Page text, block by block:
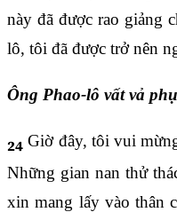
này đã được rao giảng
lô, tôi đã được trở nên
Ông Phao-lô vất vả
24 Giờ đây, tôi vui
Những gian nan thử
xin mang lấy vào thân